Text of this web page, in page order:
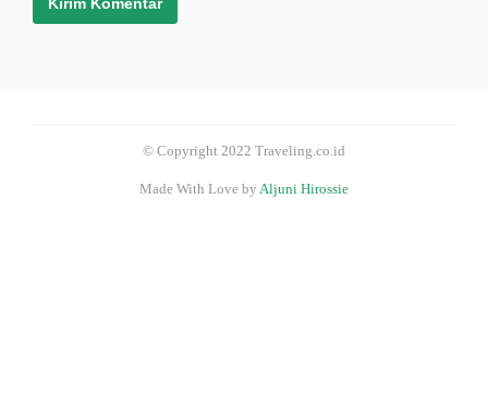
© Copyright 2022 Traveling.co.id
Made With Love by Aljuni Hirossie